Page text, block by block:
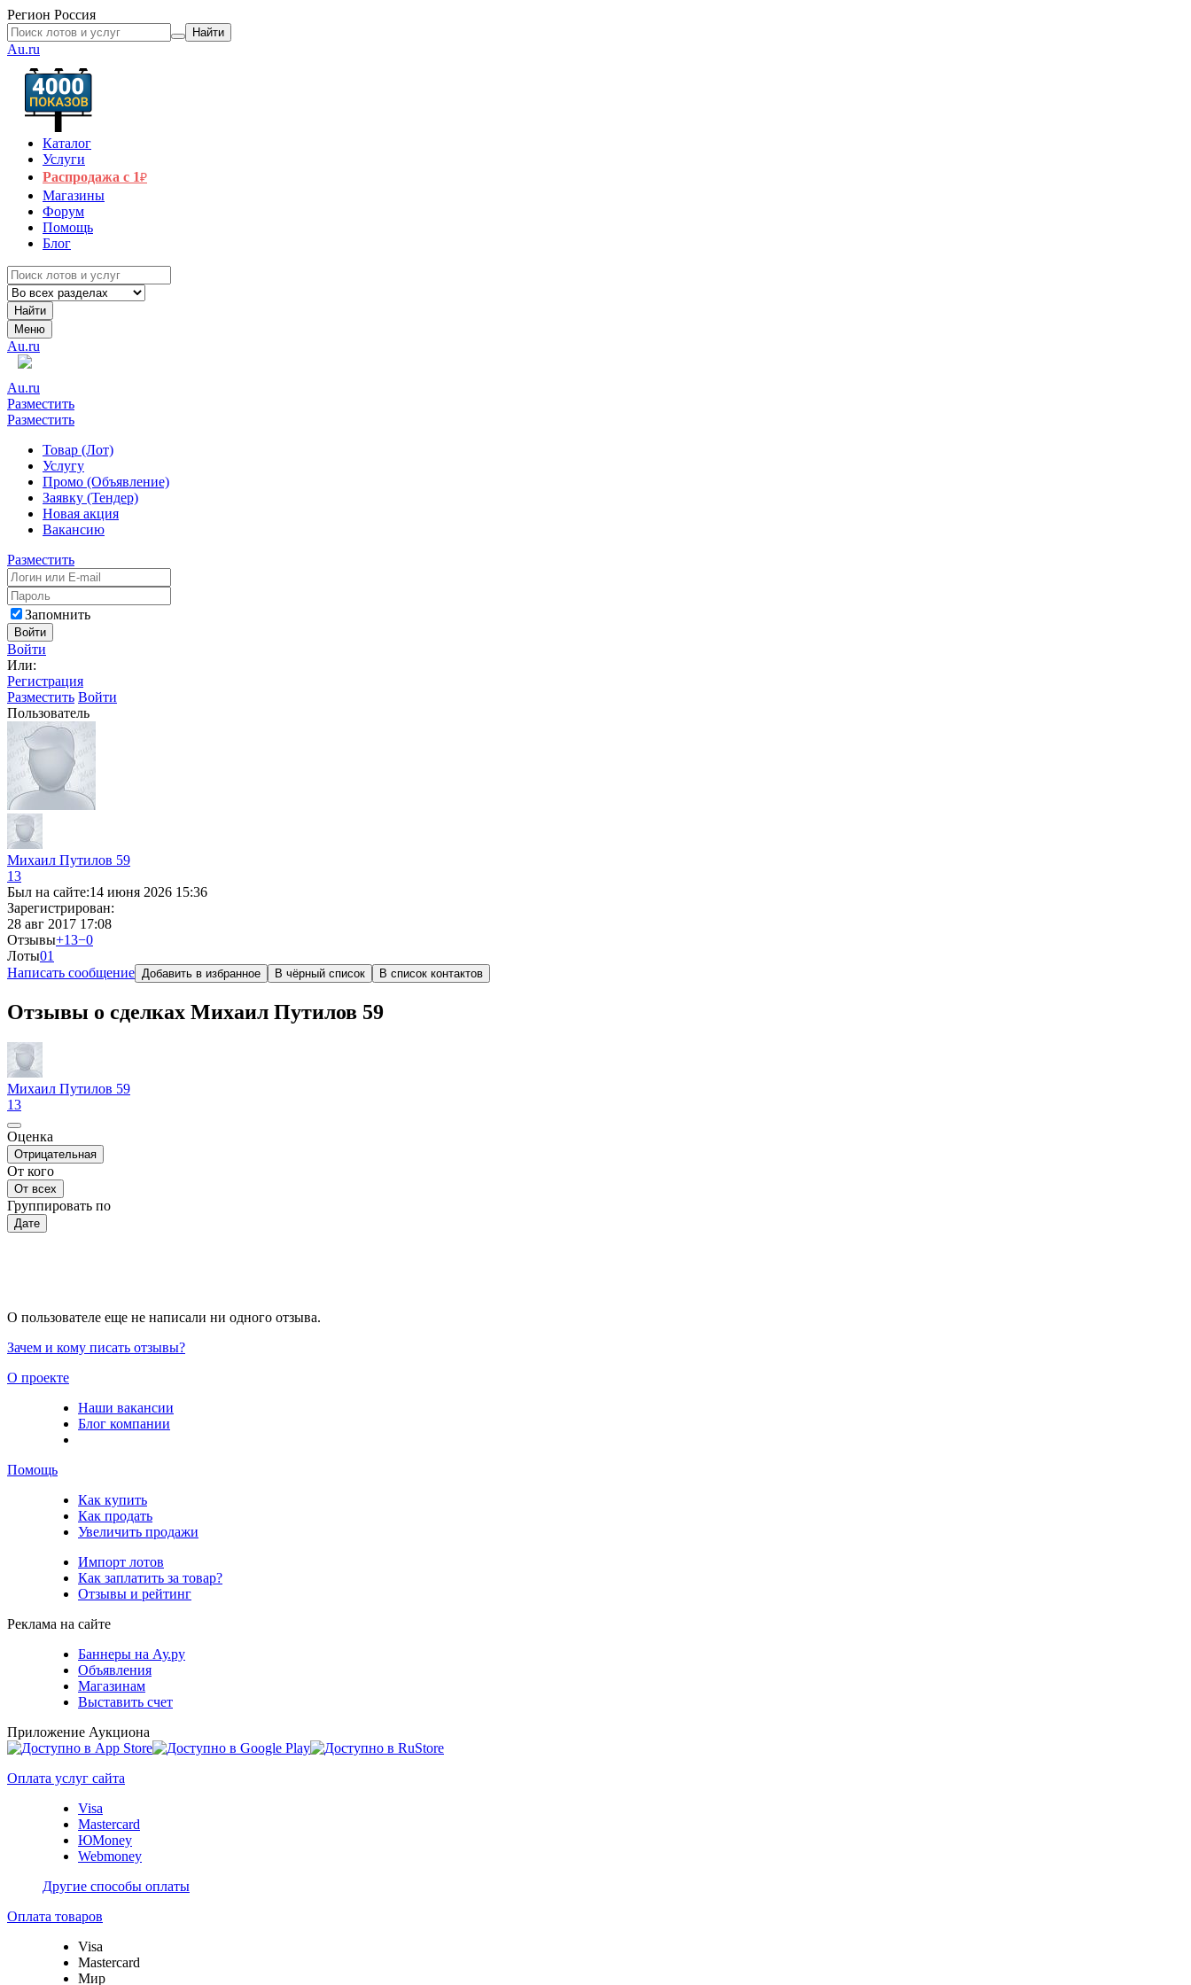
Регион Россия
Найти
Au.ru
Каталог
Услуги
Распродажа с 1₽
Магазины
Форум
Помощь
Блог
Найти
Меню
Au.ru
Au.ru
Разместить
Разместить
Товар (Лот)
Услугу
Промо (Объявление)
Заявку (Тендер)
Новая акция
Вакансию
Разместить
Запомнить
Войти
Войти
Или:
Регистрация
Разместить Войти
Пользователь
Михаил Путилов 59
13
Был на сайте:14 июня 2026 15:36
Зарегистрирован:
28 авг 2017 17:08
Отзывы+13−0
Лоты01
Написать сообщение Добавить в избранное В чёрный список В список контактов
Отзывы о сделках Михаил Путилов 59
Михаил Путилов 59
13
Оценка
Отрицательная
От кого
От всех
Группировать по
Дате
О пользователе еще не написали ни одного отзыва.
Зачем и кому писать отзывы?
О проекте
Наши вакансии
Блог компании
Помощь
Как купить
Как продать
Увеличить продажи
Импорт лотов
Как заплатить за товар?
Отзывы и рейтинг
Реклама на сайте
Баннеры на Ау.ру
Объявления
Магазинам
Выставить счет
Приложение Аукциона
Оплата услуг сайта
Visa
Mastercard
ЮMoney
Webmoney
Другие способы оплаты
Оплата товаров
Visa
Mastercard
Мир